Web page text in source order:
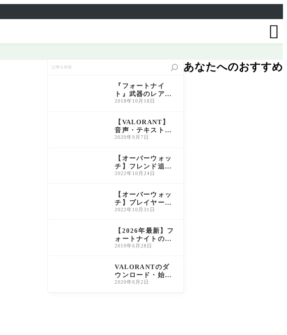

『フォートナイ
ト』武器のレアリ
ティ一覧と特徴解
＆おすすめ活用法
2018年10月18日
【VALORANT】
音声・テキスト言
語の変更方法につ
ラント】
2020年9月7日
【オーバーウォッ
チ】フレンド追加
方法｜BATTLETA
説
2022年10月24日
【オーバーウォッ
チ】プレイヤー称
号の入手方法・解
W2対応）
2022年10月31日
【2026年最新】フ
ォートナイトの編
集練習マップおす
上級者別に島コー
ドを紹介
2019年6月28日
VALORANTのダ
ウンロード・始め
方｜PC版完全ガイ
2020年6月2日
あなたへのおすすめ